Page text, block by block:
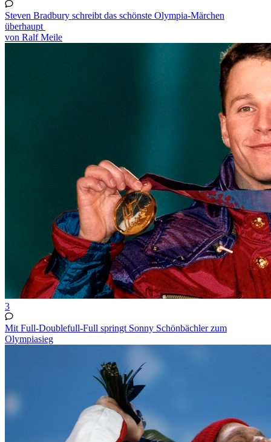
Steven Bradbury schreibt das schönste Olympia-Märchen
überhaupt
von Ralf Meile
3
Mit Full-Doublefull-Full springt Sonny Schönbächler zum
Olympiasieg